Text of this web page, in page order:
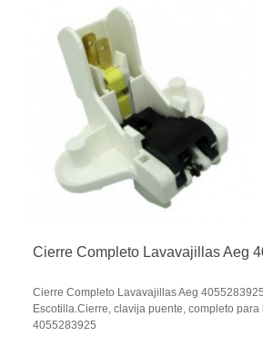
Cierre Completo Lavavajillas Aeg
Cierre Completo Lavavajillas Aeg
Escotilla.Cierre, clavija puente, completo para
4055283925